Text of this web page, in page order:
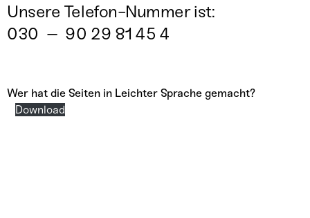
Unsere Telefon-Nummer ist:
030 – 90 29 81 45 4
Wer hat die Seiten in Leichter Sprache gemacht?
Download